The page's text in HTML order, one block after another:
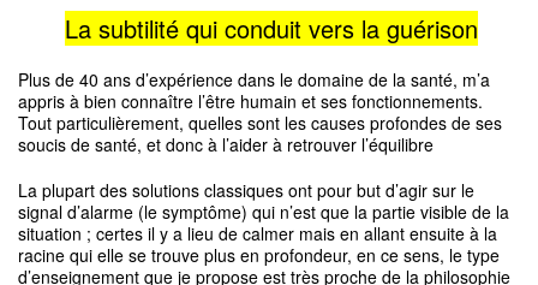
La subtilité qui conduit vers la guérison
Plus de 40 ans d’expérience dans le domaine de la santé, m’a
appris à bien connaître l’être humain et ses fonctionnements.
Tout particulièrement, quelles sont les causes profondes de ses
soucis de santé, et donc à l’aider à retrouver l’équilibre
La plupart des solutions classiques ont pour but d’agir sur le
signal d’alarme (le symptôme) qui n’est que la partie visible de la
situation ; certes il y a lieu de calmer mais en allant ensuite à la
racine qui elle se trouve plus en profondeur, en ce sens, le type
d’enseignement que je propose est très proche de la philosophie